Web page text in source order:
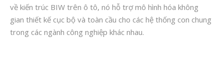
Triển khai
Ứng dụng
về kiến trúc BIW trên ô tô, nó hỗ trợ mô hình hóa không
gian thiết kế cục bộ và toàn cầu cho các hệ thống con chung
trong các ngành công nghiệp khác nhau.